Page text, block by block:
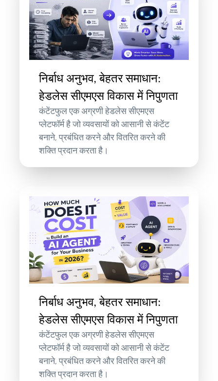
निर्बाध अनुभव, बेहतर समाधान:
हेडलेस सीएमएस विकास में निपुणता
कंटेंटफुल एक अग्रणी हेडलेस सीएमएस
प्लेटफॉर्म है जो व्यवसायों को आसानी से कंटेंट
बनाने, प्रबंधित करने और वितरित करने की
शक्ति प्रदान करता है।
निर्बाध अनुभव, बेहतर समाधान:
हेडलेस सीएमएस विकास में निपुणता
कंटेंटफुल एक अग्रणी हेडलेस सीएमएस
प्लेटफॉर्म है जो व्यवसायों को आसानी से कंटेंट
बनाने, प्रबंधित करने और वितरित करने की
शक्ति प्रदान करता है।